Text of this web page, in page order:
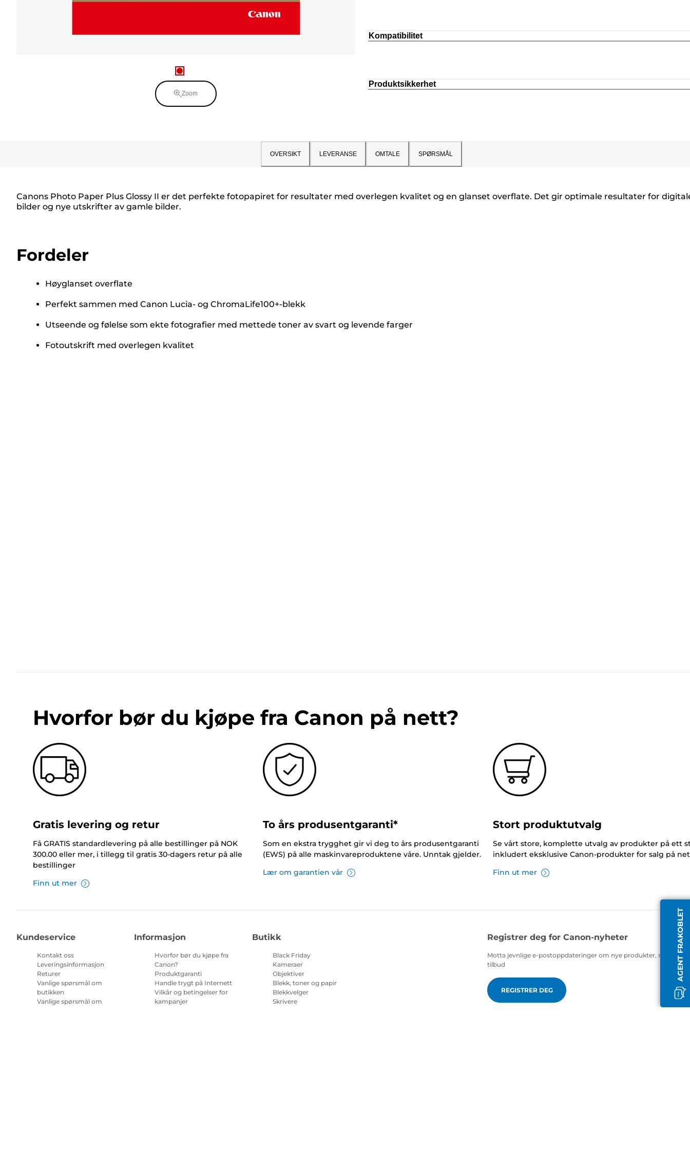
Zoom
Kompatibilitet
Produktsikkerhet
OVERSIKT LEVERANSE OMTALE SPØRSMÅL
Canons Photo Paper Plus Glossy II er det perfekte fotopapiret for resultater med overlegen kvalitet og en glanset overflate. Det gir optimale resultater for
bilder og nye utskrifter av gamle bilder.
Fordeler
Høyglanset overflate
Perfekt sammen med Canon Lucia- og ChromaLife100+-blekk
Utseende og følelse som ekte fotografier med mettede toner av svart og levende farger
Fotoutskrift med overlegen kvalitet
AGENT FRAKOBLET
Hvorfor bør du kjøpe fra Canon på nett?
Gratis levering og retur
Få GRATIS standardlevering på alle bestillinger på NOK
300.00 eller mer, i tillegg til gratis 30-dagers retur på alle
bestillinger
Finn ut mer
To års produsentgaranti*
Som en ekstra trygghet gir vi deg to års produsentgaranti
(EWS) på alle maskinvareproduktene våre. Unntak gjelder.
Lær om garantien vår
Stort produktutvalg
Se vårt store, komplette utvalg av produkter på ett
inkludert eksklusive Canon-produkter for salg på
Finn ut mer
Kundeservice
Kontakt oss
Leveringsinformasjon
Returer
Vanlige spørsmål om
butikken
Vanlige spørsmål om
Informasjon
Hvorfor bør du kjøpe fra
Canon?
Produktgaranti
Handle trygt på Internett
Vilkår og betingelser for
kampanjer
Butikk
Black Friday
Kameraer
Objektiver
Blekk, toner og papir
Blekkvelger
Skrivere
Registrer deg for Canon-nyheter
Motta jevnlige e-postoppdateringer om nye produkter, nyttige
tilbud
REGISTRER DEG